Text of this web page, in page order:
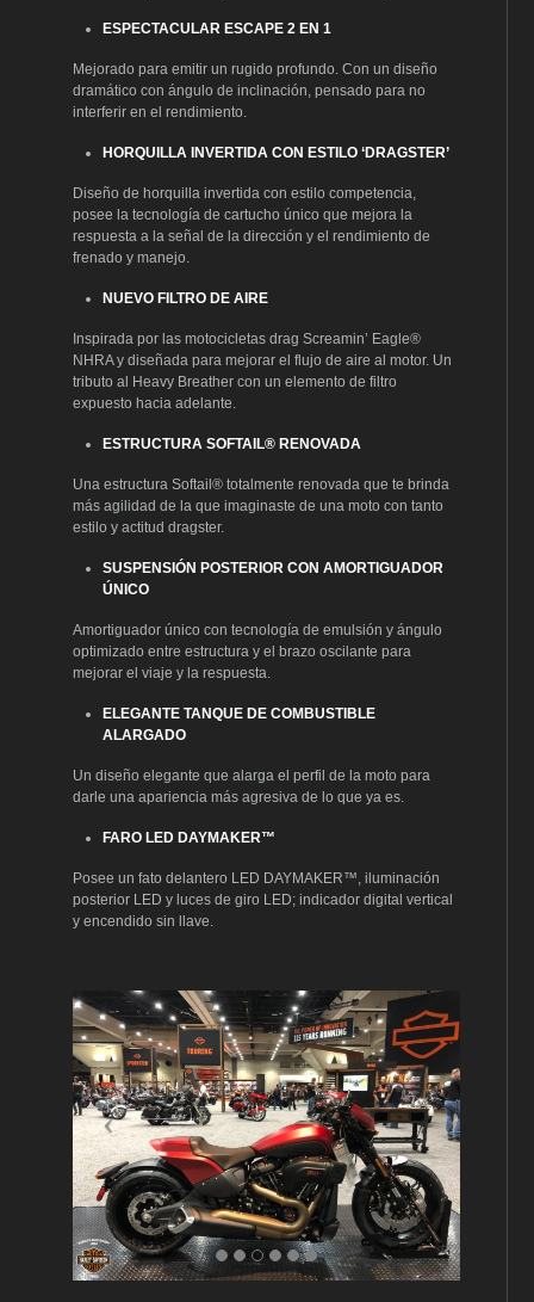
ESPECTACULAR ESCAPE 2 EN 1
Mejorado para emitir un rugido profundo. Con un diseño
dramático con ángulo de inclinación, pensado para no
interferir en el rendimiento.
HORQUILLA INVERTIDA CON ESTILO ‘DRAGSTER’
Diseño de horquilla invertida con estilo competencia,
posee la tecnología de cartucho único que mejora la
respuesta a la señal de la dirección y el rendimiento de
frenado y manejo.
NUEVO FILTRO DE AIRE
Inspirada por las motocicletas drag Screamin’ Eagle®
NHRA y diseñada para mejorar el flujo de aire al motor. Un
tributo al Heavy Breather con un elemento de filtro
expuesto hacia adelante.
ESTRUCTURA SOFTAIL® RENOVADA
Una estructura Softail® totalmente renovada que te brinda
más agilidad de la que imaginaste de una moto con tanto
estilo y actitud dragster.
SUSPENSIÓN POSTERIOR CON AMORTIGUADOR
ÚNICO
Amortiguador único con tecnología de emulsión y ángulo
optimizado entre estructura y el brazo oscilante para
mejorar el viaje y la respuesta.
ELEGANTE TANQUE DE COMBUSTIBLE
ALARGADO
Un diseño elegante que alarga el perfil de la moto para
darle una apariencia más agresiva de lo que ya es.
FARO LED DAYMAKER™
Posee un fato delantero LED DAYMAKER™, iluminación
posterior LED y luces de giro LED; indicador digital vertical
y encendido sin llave.